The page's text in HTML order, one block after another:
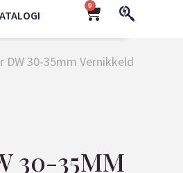
0
DW 30-35mm Vernikkeld
30-35MM